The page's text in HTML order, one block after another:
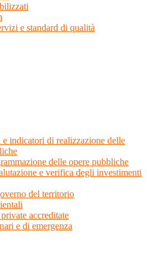
e standard di qualità
e indicatori di realizzazione delle
delle opere pubbliche
e verifica degli investimenti
del territorio
accreditate
e di emergenza